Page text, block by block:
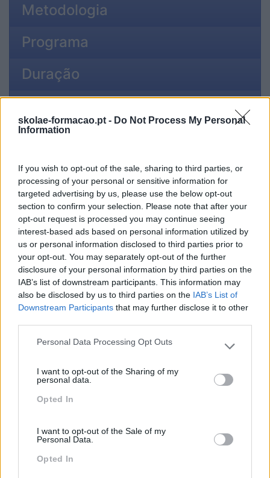
skolae-formacao.pt - Do Not Process My Personal
Information
If you wish to opt-out of the sale, sharing to third parties, or
processing of your personal or sensitive information for
targeted advertising by us, please use the below opt-out
section to confirm your selection. Please note that after your
opt-out request is processed you may continue seeing
interest-based ads based on personal information utilized by
us or personal information disclosed to third parties prior to
your opt-out. You may separately opt-out of the further
disclosure of your personal information by third parties on the
IAB’s list of downstream participants. This information may
also be disclosed by us to third parties on the IAB’s List of
Downstream Participants that may further disclose it to other
Please note that this website/app uses one or more Google
not limited to your visit or usage behaviour. You may click to
grant or deny consent to Google and its third-party tags to
use your data for below specified purposes in below Google
Personal Data Processing Opt Outs
I want to opt-out of the Sharing of my
personal data.
Opted In
I want to opt-out of the Sale of my
Personal Data.
Opted In
Metodologia
Programa
Duração
Quer uma formação à medida para a sua
empresa?
Peça-nos uma proposta!
Cursos relacionados